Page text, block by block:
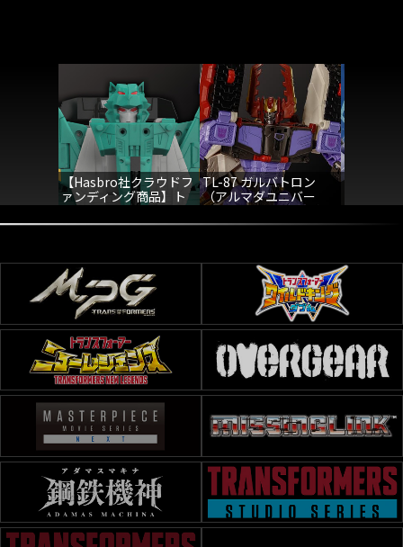
【Hasbro社クラウドフ
ァンディング商品】ト
ランスフォーマーレガ
シー ライオカイザー
TL-87 ガルバトロン
（アルマダユニバー
ス）
TL-72 ク